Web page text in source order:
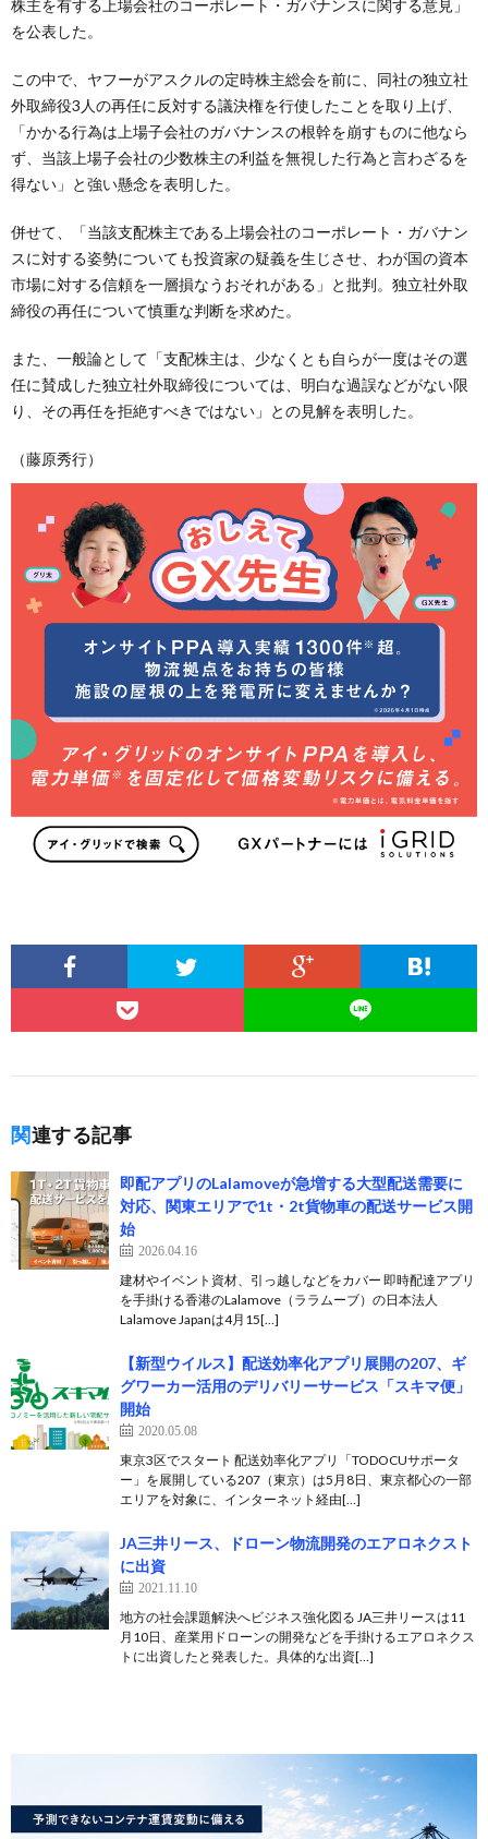
株主を有する上場会社のコーポレート・ガバナンスに関する意見」
を公表した。
この中で、ヤフーがアスクルの定時株主総会を前に、同社の独立社
外取締役3人の再任に反対する議決権を行使したことを取り上げ、
「かかる行為は上場子会社のガバナンスの根幹を崩すものに他なら
ず、当該上場子会社の少数株主の利益を無視した行為と言わざるを
得ない」と強い懸念を表明した。
併せて、「当該支配株主である上場会社のコーポレート・ガバナン
スに対する姿勢についても投資家の疑義を生じさせ、わが国の資本
市場に対する信頼を一層損なうおそれがある」と批判。独立社外取
締役の再任について慎重な判断を求めた。
また、一般論として「支配株主は、少なくとも自らが一度はその選
任に賛成した独立社外取締役については、明白な過誤などがない限
り、その再任を拒絶すべきではない」との見解を表明した。
（藤原秀行）
関連する記事
即配アプリのLalamoveが急増する大型配送需要に
対応、関東エリアで1t・2t貨物車の配送サービス開
始
2026.04.16
建材やイベント資材、引っ越しなどをカバー 即時配達アプリ
を手掛ける香港のLalamove（ララムーブ）の日本法人
Lalamove Japanは4月15[…]
【新型ウイルス】配送効率化アプリ展開の207、ギ
グワーカー活用のデリバリーサービス「スキマ便」
開始
2020.05.08
東京3区でスタート 配送効率化アプリ「TODOCUサポータ
ー」を展開している207（東京）は5月8日、東京都心の一部
エリアを対象に、インターネット経由[…]
JA三井リース、ドローン物流開発のエアロネクスト
に出資
2021.11.10
地方の社会課題解決へビジネス強化図る JA三井リースは11
月10日、産業用ドローンの開発などを手掛けるエアロネクス
トに出資したと発表した。具体的な出資[…]